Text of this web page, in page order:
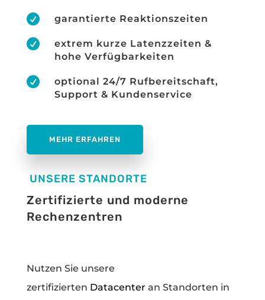
 garantierte Reaktionszeiten

extrem kurze Latenzzeiten &
hohe Verfügbarkeiten

optional 24/7 Rufbereitschaft,
Support & Kundenservice
MEHR ERFAHREN
UNSERE STANDORTE
Zertifizierte und moderne
Rechenzentren
Nutzen Sie unsere
zertifizierten Datacenter an Standorten in